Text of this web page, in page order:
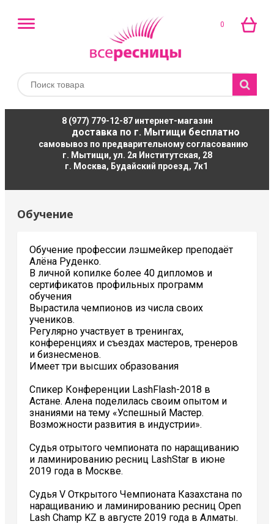
0
8 (977) 779-12-87интернет-магазин
доставка по г. Мытищи бесплатно
самовывоз по предварительному согласованию
г. Мытищи, ул. 2я Институтская, 28
г. Москва, Будайский проезд, 7к1
Обучение
Обучение профессии лэшмейкер преподаёт
Алёна Руденко.
В личной копилке более 40 дипломов и
сертификатов профильных программ
обучения
Вырастила чемпионов из числа своих
учеников.
Регулярно участвует в тренингах,
конференциях и съездах мастеров, тренеров
и бизнесменов.
Имеет три высших образования
Спикер Конференции LashFlash-2018 в
Астане. Алена поделилась своим опытом и
знаниями на тему «Успешный Мастер.
Возможности развития в индустрии».
Судья отрытого чемпионата по наращиванию
и ламинированию ресниц LashStar в июне
2019 года в Москве.
Cудья V Открытого Чемпионата Казахстана по
наращиванию и ламинированию ресниц Open
Lash Champ KZ в августе 2019 года в Алматы.